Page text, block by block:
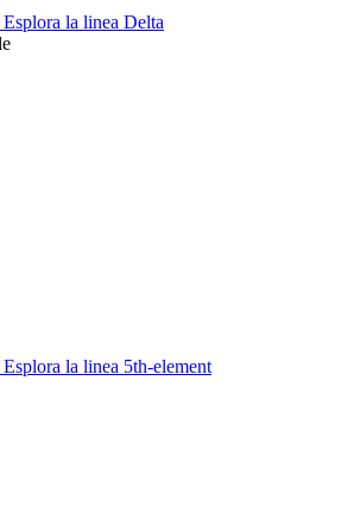
Esplora la linea Delta
Esplora la linea 5th-element